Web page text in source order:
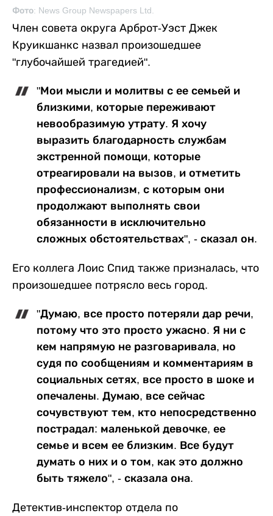
Фото: News Group Newspapers Ltd.
Член совета округа Арброт-Уэст Джек
Круикшанкс назвал произошедшее
"глубочайшей трагедией".
"Мои мысли и молитвы с ее семьей и
близкими, которые переживают
невообразимую утрату. Я хочу
выразить благодарность службам
экстренной помощи, которые
отреагировали на вызов, и отметить
профессионализм, с которым они
продолжают выполнять свои
обязанности в исключительно
сложных обстоятельствах", - сказал он.
Его коллега Лоис Спид также призналась, что
произошедшее потрясло весь город.
"Думаю, все просто потеряли дар речи,
потому что это просто ужасно. Я ни с
кем напрямую не разговаривала, но
судя по сообщениям и комментариям в
социальных сетях, все просто в шоке и
опечалены. Думаю, все сейчас
сочувствуют тем, кто непосредственно
пострадал: маленькой девочке, ее
семье и всем ее близким. Все будут
думать о них и о том, как это должно
быть тяжело", - сказала она.
Детектив-инспектор отдела по